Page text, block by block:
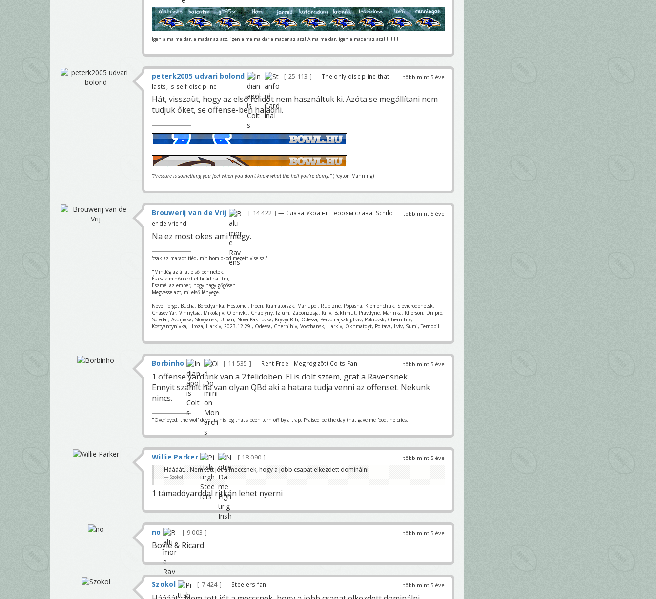
Igen a ma-ma-dar, a madar az asz, igen a ma-ma-dar a madar az asz! A ma-ma-dar, igen a madar az asz!!!!!!!!!!!
több mint 5 éve
peterk2005 udvari bolond 25 113
— The only discipline that
lasts, is self discipline
Hát, visszaüt, hogy az első félidőt nem használtuk ki. Azóta se megállítani nem
tudjuk őket, se offense-ben haladni.
“Pressure is something you feel when you don't know what the hell you're doing.”(Peyton Manning)
több mint 5 éve
Brouwerij van de Vrij 14 422
— Слава Україні! Героям слава! Schild
ende vriend
Na ez most okes ami megy.
'csak az maradt tiéd, mit homlokod megett viselsz.'
"Mindég az állat első bennetek,
És csak midőn ezt el birád csitítni,
Eszmél az ember, hogy nagy-gőgösen
Megvesse azt, mi első lényege."
Never forget Bucha, Borodyanka, Hostomel, Irpen, Kramatorszk, Mariupol, Rubizne, Popasna, Kremenchuk, Sievierodonetsk,
Chasov Yar, Vinnytsia, Mikolajiv, Olenivka, Chaplyny, Izjum, Zaporizzsja, Kijiv, Bakhmut, Pravdyne, Marinka, Kherson, Dnipro,
Soledar, Avdijivka, Slovyansk, Uman, Nova Kakhovka, Kryvyi Rih, Odessa, Pervomajszkij,Lviv, Pokrovsk, Chernihiv,
Kostyantynivka, Hroza, Harkiv, 2023.12.29., Odessa, Chernihiv, Vovchansk, Harkiv, Okhmatdyt, Poltava, Lviv, Sumi, Ternopil
több mint 5 éve
Borbinho 11 535 — Rent Free - Megrögzött Colts Fan
1 offense yardunk van a 2.felidoben. El is dolt sztem, grat a Ravensnek.
Ennyit szamit ha van olyan QBd aki a hatara tudja venni az offenset. Nekunk
nincs.
"Overjoyed, the wolf devours his leg that's been torn off by a trap. Praised be the day that gave me food, he cries."
több mint 5 éve
Willie Parker
18 090
Háááát... Nem tett jót a meccsnek, hogy a jobb csapat elkezdett dominálni.
Szokol
1 támadóyarddal ritkán lehet nyerni
több mint 5 éve
no 9 003
Boyle & Ricard
több mint 5 éve
Szokol 7 424 — Steelers fan